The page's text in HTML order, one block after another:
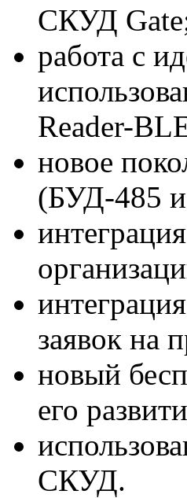
СКУД
работа с
Reader-
новое
(БУД-485
заявок на
новый
его
СКУД.